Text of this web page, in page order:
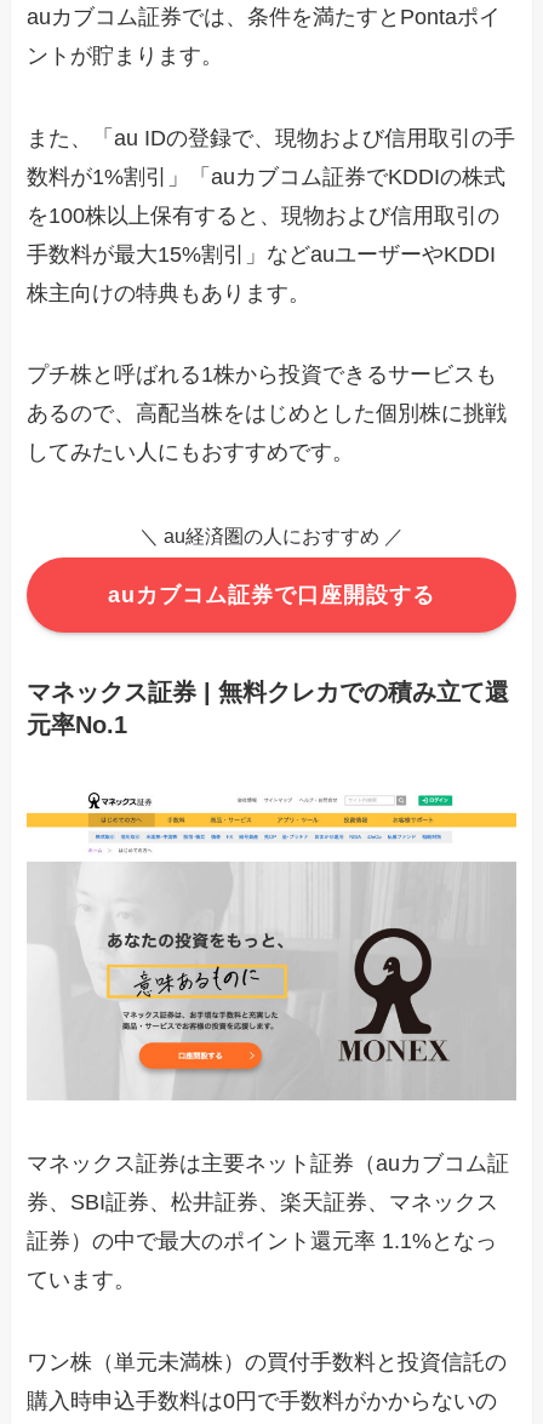
auカブコム証券では、条件を満たすとPontaポイ
ントが貯まります。
また、「au IDの登録で、現物および信用取引の手
数料が1%割引」「auカブコム証券でKDDIの株式
を100株以上保有すると、現物および信用取引の
手数料が最大15%割引」などauユーザーやKDDI
株主向けの特典もあります。
プチ株と呼ばれる1株から投資できるサービスも
あるので、高配当株をはじめとした個別株に挑戦
してみたい人にもおすすめです。
＼ au経済圏の人におすすめ ／
auカブコム証券で口座開設する
マネックス証券 | 無料クレカでの積み立て還
元率No.1
マネックス証券は主要ネット証券（auカブコム証
券、SBI証券、松井証券、楽天証券、マネックス
証券）の中で最大のポイント還元率 1.1%となっ
ています。
ワン株（単元未満株）の買付手数料と投資信託の
購入時申込手数料は0円で手数料がかからないの